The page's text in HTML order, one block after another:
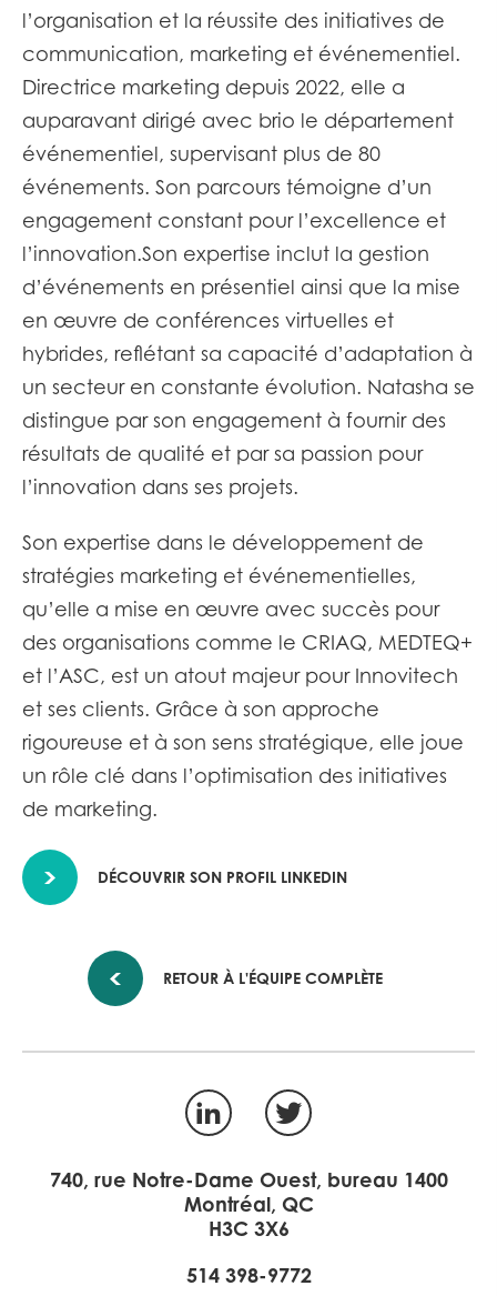
l’organisation et la réussite des initiatives de
communication, marketing et événementiel.
Directrice marketing depuis 2022, elle a
auparavant dirigé avec brio le département
événementiel, supervisant plus de 80
événements. Son parcours témoigne d’un
engagement constant pour l’excellence et
l’innovation.​Son expertise inclut la gestion
d’événements en présentiel ainsi que la mise
en œuvre de conférences virtuelles et
hybrides, reflétant sa capacité d’adaptation à
un secteur en constante évolution. Natasha se
distingue par son engagement à fournir des
résultats de qualité et par sa passion pour
l’innovation dans ses projets.
Son expertise dans le développement de
stratégies marketing et événementielles,
qu’elle a mise en œuvre avec succès pour
des organisations comme le CRIAQ, MEDTEQ+
et l’ASC, est un atout majeur pour Innovitech
et ses clients. Grâce à son approche
rigoureuse et à son sens stratégique, elle joue
un rôle clé dans l’optimisation des initiatives
de marketing.
DÉCOUVRIR SON PROFIL LINKEDIN
RETOUR À L'ÉQUIPE COMPLÈTE
LinkedInTwitter
740, rue Notre-Dame Ouest, bureau 1400
Montréal, QC
H3C 3X6
514 398-9772